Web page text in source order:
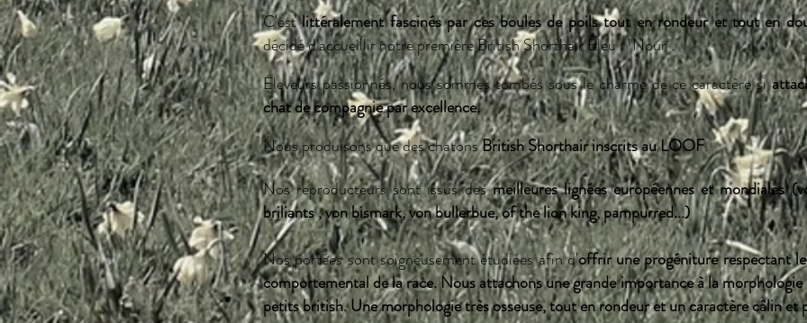
C'estlittéralement fascinés par ces boules de poils tout en rondeur et tout en
décidé d'accueillir notre première British Shorthair Bleu : "Nour".
Éleveurs passionnés, nous sommes tombés sous le charme de ce caractère si
chat de compagnie par excellence.
Nous produisons que des chatonsBritish Shorthair inscrits au LOOF.
Nos reproducteurs sont issus desmeilleures lignées européennes et mondiales
briliants , von bismark, von bullerbue, of the lion king, pampurred...)
Nos portées sont soigneusement étudiées afin d'offrir une progéniture respectant
comportemental de la race. Nous attachons une grande importance à la
petits british. Une morphologie très osseuse, tout en rondeur et un caractère câlin et